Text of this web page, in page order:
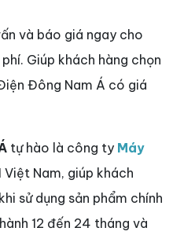
và báo giá ngay cho
Giúp khách hàng chọn
Đông Nam Á có giá
tự hào là công ty Máy
Việt Nam, giúp khách
sử dụng sản phẩm chính
12 đến 24 tháng và